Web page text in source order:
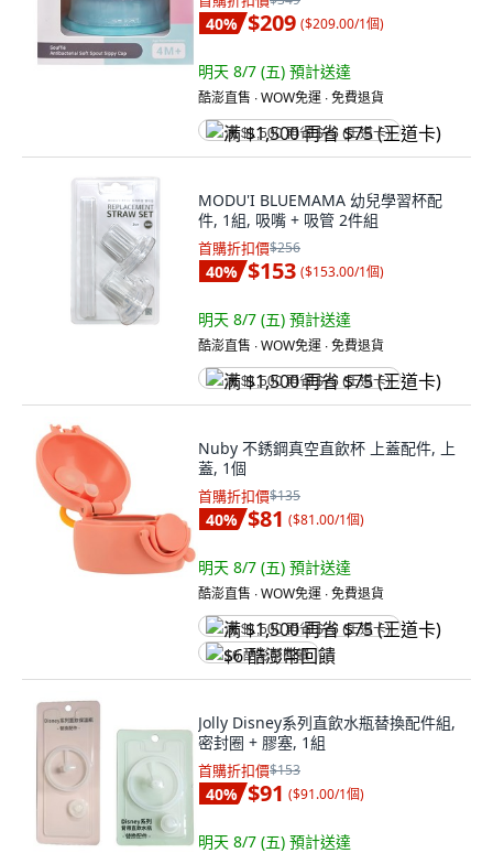
40% $209 ($209.00/1個)
明天 8/7 (五) 預計送達
酷澎直售 ∙ WOW免運 ∙ 免費退貨
满 $1,500 再省 $75 (王道卡)
MODU'I BLUEMAMA 幼兒學習杯配
件, 1組, 吸嘴 + 吸管 2件組
首購折扣價$256
40% $153 ($153.00/1個)
明天 8/7 (五) 預計送達
酷澎直售 ∙ WOW免運 ∙ 免費退貨
满 $1,500 再省 $75 (王道卡)
Nuby 不銹鋼真空直飲杯 上蓋配件, 上
蓋, 1個
首購折扣價$135
40% $81 ($81.00/1個)
明天 8/7 (五) 預計送達
酷澎直售 ∙ WOW免運 ∙ 免費退貨
满 $1,500 再省 $75 (王道卡)
$6 酷澎幣回饋
Jolly Disney系列直飲水瓶替換配件組,
密封圈 + 膠塞, 1組
首購折扣價$153
40% $91 ($91.00/1個)
明天 8/7 (五) 預計送達